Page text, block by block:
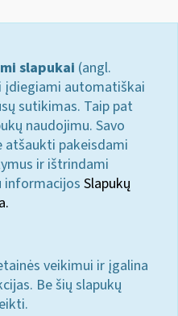
slapukai (angl.
įdiegiami automatiškai
sutikimas. Taip pat
naudojimu. Savo
pakeisdami
ir ištrindami
informacijos Slapukų
veikimui ir įgalina
Be šių slapukų